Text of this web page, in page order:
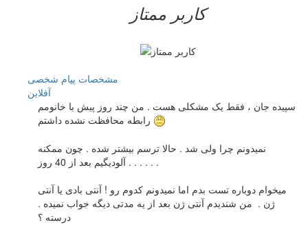
کاربر ممتاز
مشخصات پیام شخصی
آفلاين
سپیده جان ، فقط یک مشکلی هست . من چند روز پیش با خانومم
نمیدونم چرا ولی شد . حالا ترسم بیشتر شده . چون ممکنه
آلودیگیم بعد از 40 روز . . . . . .
میخوام دوباره تست بدم اما نمیدونم کدوم رو ! آنتی بادی یا آنتی
ژن . من شندیدم آنتی ژن بعد از یه مدتی دیگه جواب نمیده .
درسته ؟